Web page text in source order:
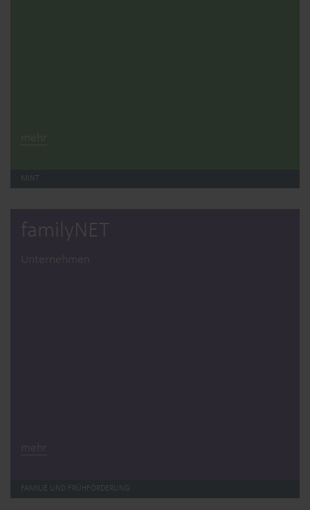
mehr
MINT
familyNET
Unternehmen
mehr
FAMILIE UND FRÜHFÖRDERUNG